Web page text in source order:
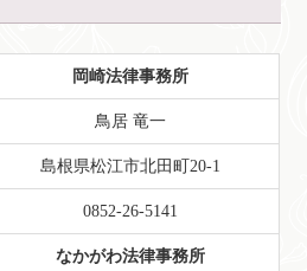
岡崎法律事務所
鳥居 竜一
島根県松江市北田町20-1
0852-26-5141
なかがわ法律事務所